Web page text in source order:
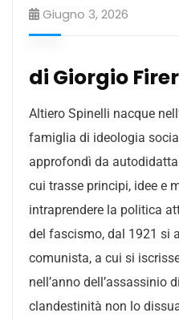
Giugno 3, 2026
di Giorgio
Altiero Spinelli nacque
famiglia di ideologia
approfondì da
cui trasse principi, idee e
intraprendere la politica
del fascismo, dal 1921 si
comunista, a cui si
nell’anno dell’assassinio
clandestinità non lo